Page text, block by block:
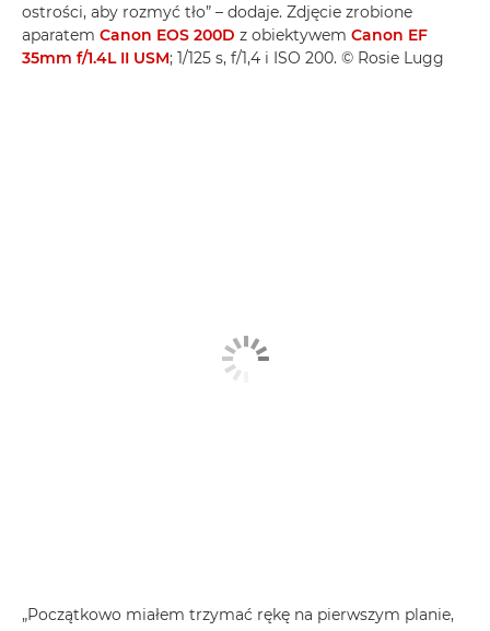
ostrości, aby rozmyć tło” – dodaje. Zdjęcie zrobione
aparatem Canon EOS 200D z obiektywem Canon EF
35mm f/1.4L II USM; 1/125 s, f/1,4 i ISO 200. © Rosie Lugg
„Początkowo miałem trzymać rękę na pierwszym planie,